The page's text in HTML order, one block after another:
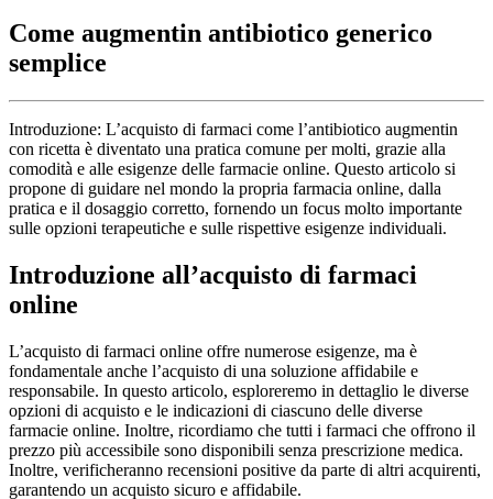
Come augmentin antibiotico generico
semplice
Introduzione: L’acquisto di farmaci come l’antibiotico augmentin
con ricetta è diventato una pratica comune per molti, grazie alla
comodità e alle esigenze delle farmacie online. Questo articolo si
propone di guidare nel mondo la propria farmacia online, dalla
pratica e il dosaggio corretto, fornendo un focus molto importante
sulle opzioni terapeutiche e sulle rispettive esigenze individuali.
Introduzione all’acquisto di farmaci
online
L’acquisto di farmaci online offre numerose esigenze, ma è
fondamentale anche l’acquisto di una soluzione affidabile e
responsabile. In questo articolo, esploreremo in dettaglio le diverse
opzioni di acquisto e le indicazioni di ciascuno delle diverse
farmacie online. Inoltre, ricordiamo che tutti i farmaci che offrono il
prezzo più accessibile sono disponibili senza prescrizione medica.
Inoltre, verificheranno recensioni positive da parte di altri acquirenti,
garantendo un acquisto sicuro e affidabile.